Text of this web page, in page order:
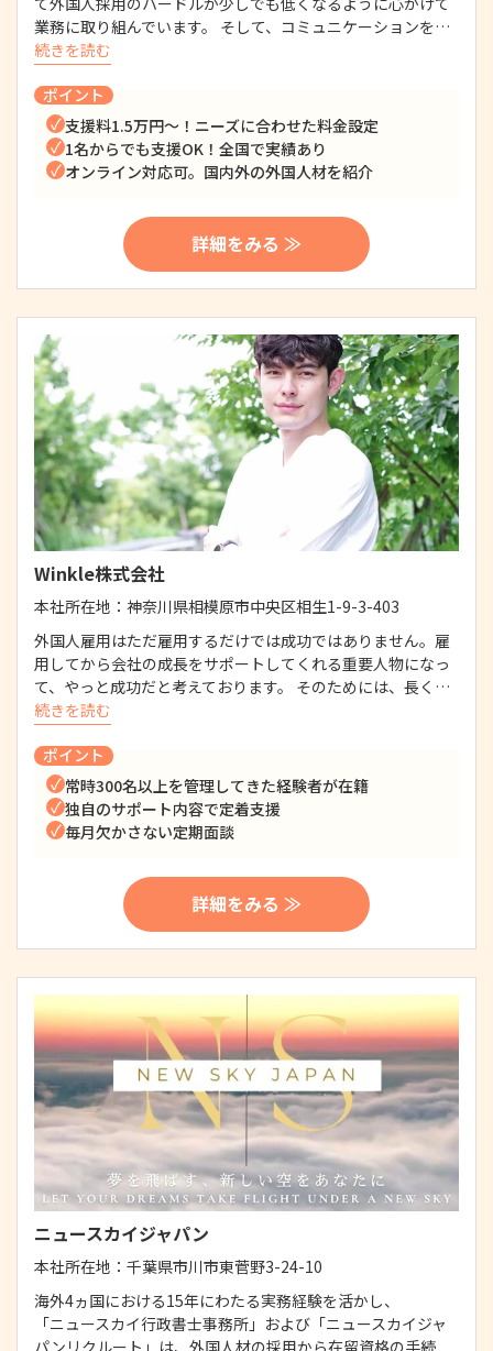
業務に取り組んでいます。 そして、コミュニケーションを…
続きを読む
ポイント
支援料1.5万円～！ニーズに合わせた料金設定
1名からでも支援OK！全国で実績あり
オンライン対応可。国内外の外国人材を紹介
詳細をみる ≫
Winkle株式会社
本社所在地： 神奈川県相模原市中央区相生1-9-3-403
外国人雇用はただ雇用するだけでは成功ではありません。雇
用してから会社の成長をサポートしてくれる重要人物になっ
て、やっと成功だと考えております。 そのためには、長く…
続きを読む
ポイント
常時300名以上を管理してきた経験者が在籍
独自のサポート内容で定着支援
毎月欠かさない定期面談
詳細をみる ≫
ニュースカイジャパン
本社所在地： 千葉県市川市東菅野3-24-10
海外4ヵ国における15年にわたる実務経験を活かし、
「ニュースカイ行政書士事務所」および「ニュースカイジャ